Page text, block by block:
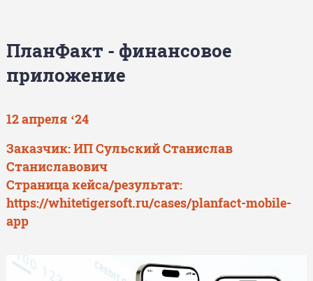
ПланФакт - финансовое
приложение
12 апреля ‘24
Заказчик: ИП Сульский Станислав
Станиславович
Страница кейса/результат:
https://whitetigersoft.ru/cases/planfact-mobile-
app